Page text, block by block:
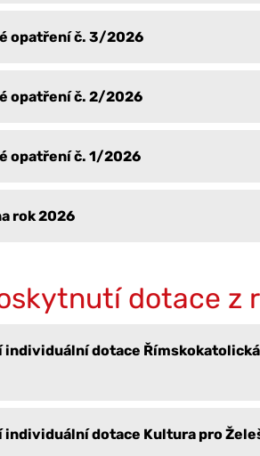
opatření č. 3/2026
opatření č. 2/2026
opatření č. 1/2026
rok 2026
dotace z
individuální dotace
dotace Kultura pro